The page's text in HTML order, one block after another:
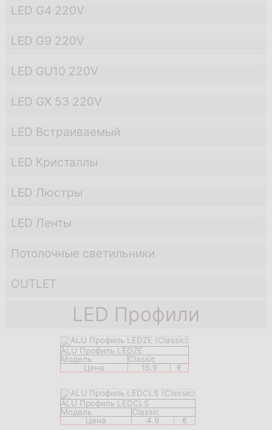
LED G4 220V
LED G9 220V
LED GU10 220V
LED GX 53 220V
LED Встраиваемый
LED Кристаллы
LED Люстры
LED Ленты
Потолочные светильники
OUTLET
LED Профили
ALU Профиль LEDZE
Модель
Classic
Цена
15.9 €
ALU Профиль LEDCLS
Модель
Classic
Цена
4.9 €